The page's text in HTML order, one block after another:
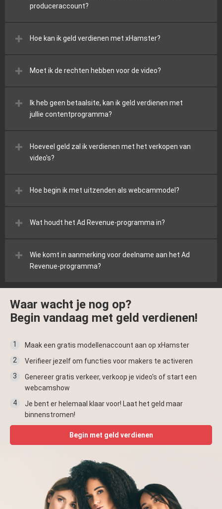
produceraccount?
Hoe kan ik geld verdienen met xHamster?
Moet ik de rechten hebben voor de video?
Ik heb geen betaalsite, kan ik geld verdienen met
jullie contentprogramma?
Hoeveel geld zal ik verdienen met het verkopen van
video's?
Hoe begin ik met uitzenden als webcammodel?
Wat houdt het Ad Revenue-programma in?
Wie komt in aanmerking voor deelname aan het Ad
Revenue-programma?
Waar wacht je nog op?
Begin vandaag met geld verdienen!
1
Maak een gratis modellenaccount aan op xHamster
2
Verifieer jezelf om functies voor makers te activeren
3
Genereer gratis verkeer, verkoop je video's of start een
webcamshow
4
Je bent er helemaal klaar voor! Laat het geld maar
binnenstromen!
Begin met geld verdienen